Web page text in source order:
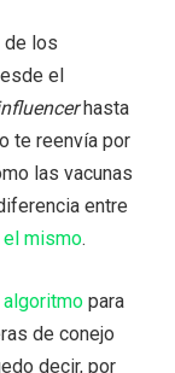
de los
el
hasta
te reenvía por
las vacunas
entre
el mismo.
para
de conejo
decir, por